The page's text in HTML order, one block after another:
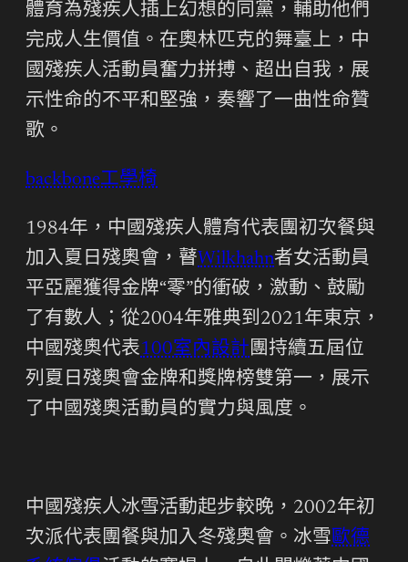
體育為殘疾人插上幻想的同黨，輔助他們
完成人生價值。在奧林匹克的舞臺上，中
國殘疾人活動員奮力拼搏、超出自我，展
示性命的不平和堅強，奏響了一曲性命贊
歌。
backbone工學椅
1984年，中國殘疾人體育代表團初次餐與
加入夏日殘奧會，瞽Wilkhahn者女活動員
平亞麗獲得金牌“零”的衝破，激動、鼓勵
了有數人；從2004年雅典到2021年東京，
中國殘奧代表100室內設計團持續五屆位
列夏日殘奧會金牌和獎牌榜雙第一，展示
了中國殘奧活動員的實力與風度。
中國殘疾人冰雪活動起步較晚，2002年初
次派代表團餐與加入冬殘奧會。冰雪歐德